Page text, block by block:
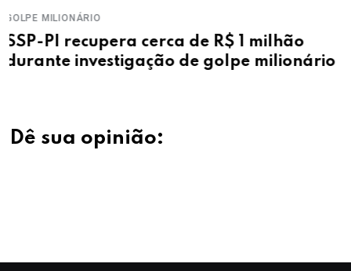
TRÁFICO
PM prende três suspeitos e
drogas e dinheiro em Parnaíba
Dê sua opinião: